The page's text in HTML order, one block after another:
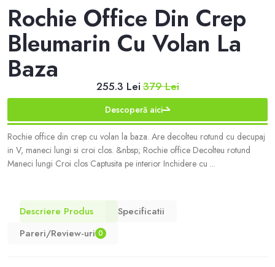
Rochie Office Din Crep
Bleumarin Cu Volan La
Baza
255.3 Lei379 Lei
Descoperă aici
Rochie office din crep cu volan la baza. Are decolteu rotund cu decupaj
in V, maneci lungi si croi clos. &nbsp; Rochie office Decolteu rotund
Maneci lungi Croi clos Captusita pe interior Inchidere cu ...
Descriere Produs
Specificatii
Pareri/Review-uri 0